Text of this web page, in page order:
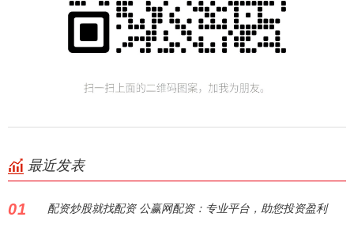
最近发表
01 配资炒股就找配资 公赢网配资：专业平台，助您投资盈利